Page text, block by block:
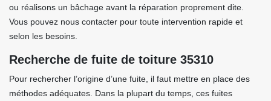
ou réalisons un bâchage avant la réparation proprement dite.
Vous pouvez nous contacter pour toute intervention rapide et
selon les besoins.
Recherche de fuite de toiture 35310
Pour rechercher l’origine d’une fuite, il faut mettre en place des
méthodes adéquates. Dans la plupart du temps, ces fuites